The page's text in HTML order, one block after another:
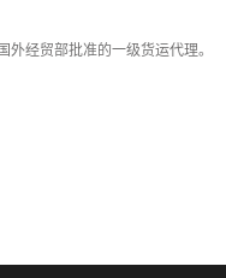
经贸部批准的一级货运代理。